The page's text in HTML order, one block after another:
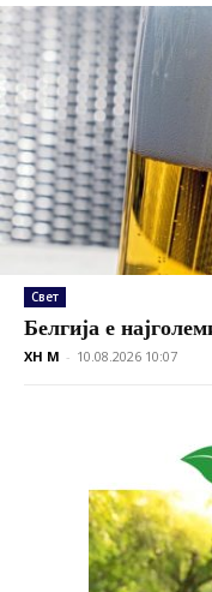
Свет
Белгија е
XH M - 10.08.2026 10:07